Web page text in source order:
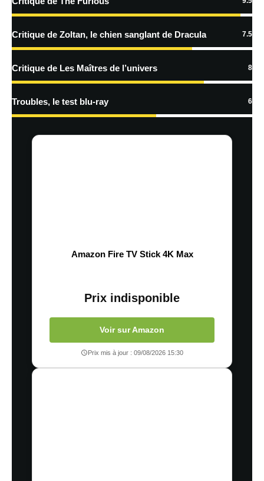
traitées
Critique de Zoltan, le chien sanglant de Dracula 7.5
Critique de Les Maîtres de l’univers 8
Troubles, le test blu-ray 6
Amazon Fire TV Stick 4K Max
Prix indisponible
Voir sur Amazon
Prix mis à jour : 09/08/2026 15:30